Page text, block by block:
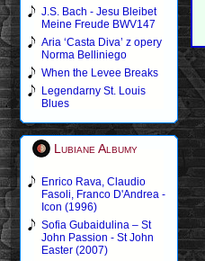
J.S. Bach - Jesu Bleibet
Meine Freude BWV147
Aria ‘Casta Diva’ z opery
Norma Belliniego
When the Levee Breaks
Legendarny St. Louis
Blues
Lubiane Albumy
Enrico Rava, Claudio
Fasoli, Franco D'Andrea -
Icon (1996)
Sofia Gubaidulina – St
John Passion - St John
Easter (2007)